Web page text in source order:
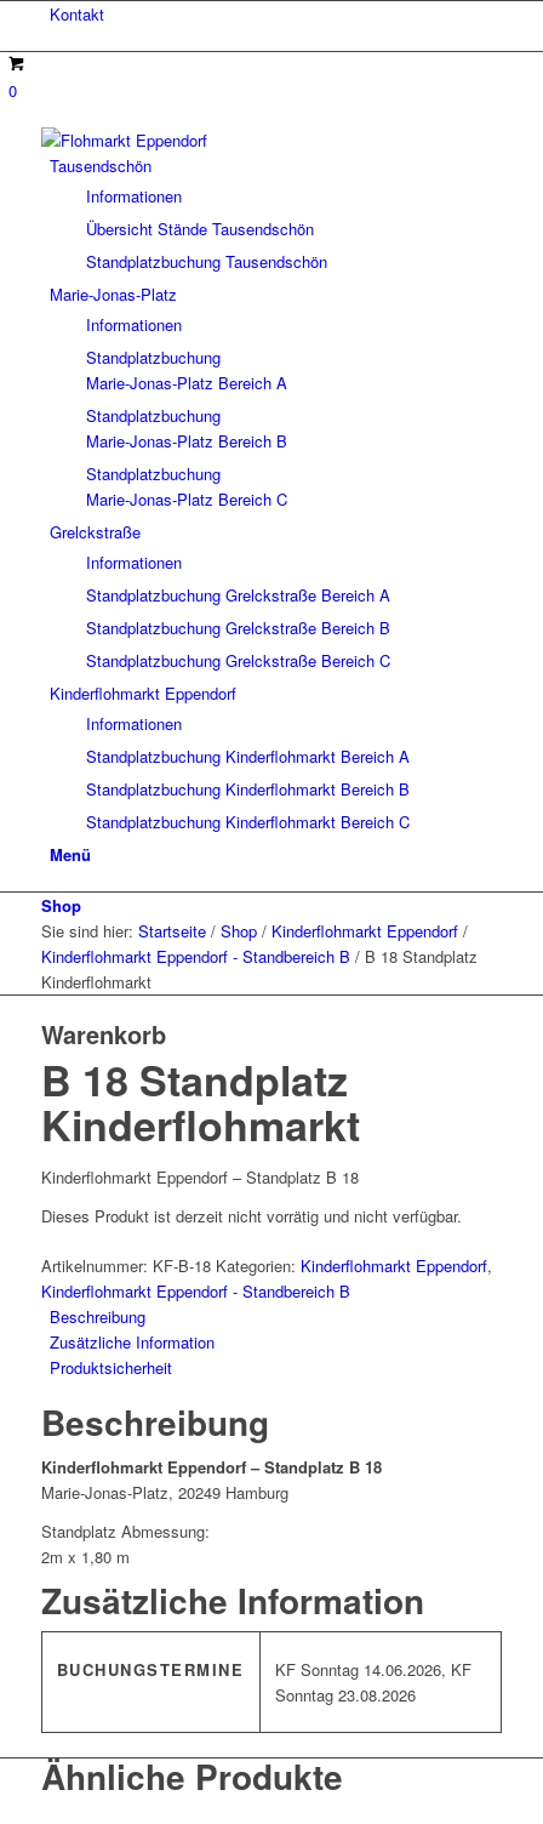
Kontakt
0
Tausendschön
Informationen
Übersicht Stände Tausendschön
Standplatzbuchung Tausendschön
Marie-Jonas-Platz
Informationen
Standplatzbuchung
Marie-Jonas-Platz Bereich A
Standplatzbuchung
Marie-Jonas-Platz Bereich B
Standplatzbuchung
Marie-Jonas-Platz Bereich C
Grelckstraße
Informationen
Standplatzbuchung Grelckstraße Bereich A
Standplatzbuchung Grelckstraße Bereich B
Standplatzbuchung Grelckstraße Bereich C
Kinderflohmarkt Eppendorf
Informationen
Standplatzbuchung Kinderflohmarkt Bereich A
Standplatzbuchung Kinderflohmarkt Bereich B
Standplatzbuchung Kinderflohmarkt Bereich C
Menü
Shop
Sie sind hier: Startseite / Shop / Kinderflohmarkt Eppendorf /
Kinderflohmarkt Eppendorf - Standbereich B / B 18 Standplatz
Kinderflohmarkt
Warenkorb
B 18 Standplatz
Kinderflohmarkt
Kinderflohmarkt Eppendorf – Standplatz B 18
Dieses Produkt ist derzeit nicht vorrätig und nicht verfügbar.
Artikelnummer: KF-B-18 Kategorien: Kinderflohmarkt Eppendorf,
Kinderflohmarkt Eppendorf - Standbereich B
Beschreibung
Zusätzliche Information
Produktsicherheit
Beschreibung
Kinderflohmarkt Eppendorf – Standplatz B 18
Marie-Jonas-Platz, 20249 Hamburg
Standplatz Abmessung:
2m x 1,80 m
Zusätzliche Information
BUCHUNGSTERMINE
KF Sonntag 14.06.2026, KF
Sonntag 23.08.2026
Ähnliche Produkte